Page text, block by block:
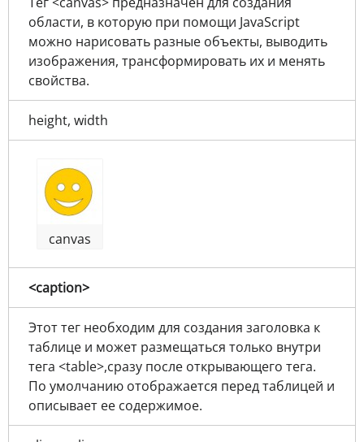
области, в которую при помощи JavaScript
можно нарисовать разные объекты, выводить
изображения, трансформировать их и менять
свойства.
height, width
canvas
<caption>
Этот тег необходим для создания заголовка к
таблице и может размещаться только внутри
тега <table>,сразу после открывающего тега.
По умолчанию отображается перед таблицей и
описывает ее содержимое.